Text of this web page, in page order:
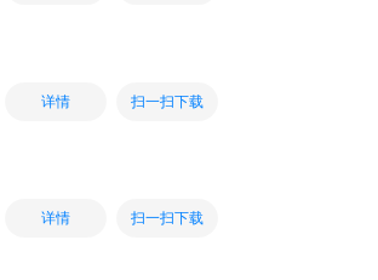
详情 扫一扫下载
详情 扫一扫下载